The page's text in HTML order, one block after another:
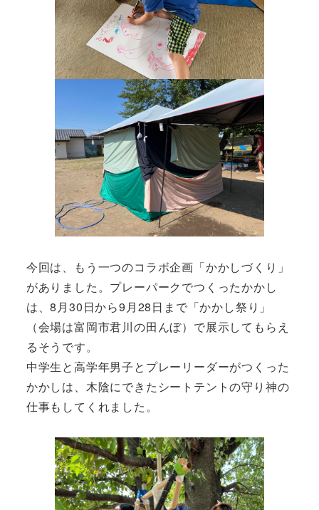
今回は、もう一つのコラボ企画「かかしづくり」
がありました。プレーパークでつくったかかし
は、8月30日から9月28日まで「かかし祭り」
（会場は富岡市君川の田んぼ）で展示してもらえ
るそうです。
中学生と高学年男子とプレーリーダーがつくった
かかしは、木陰にできたシートテントの守り神の
仕事もしてくれました。